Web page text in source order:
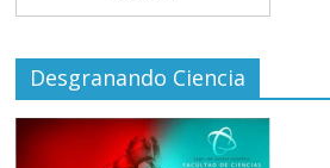
Desgranando Ciencia